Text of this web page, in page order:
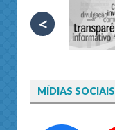
<
MÍDIAS SOCIAIS